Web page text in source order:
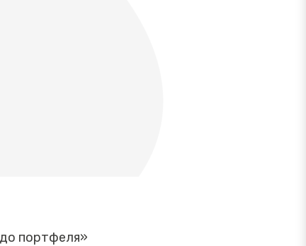
портфеля»